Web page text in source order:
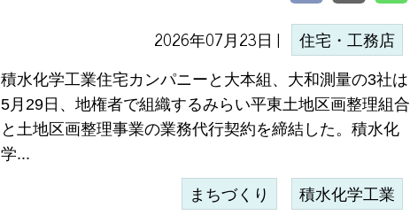
2026年07月23日 | 住宅・工務店
積水化学工業住宅カンパニーと大本組、大和測量の3社は
5月29日、地権者で組織するみらい平東土地区画整理組合
と土地区画整理事業の業務代行契約を締結した。積水化
学...
まちづくり 積水化学工業